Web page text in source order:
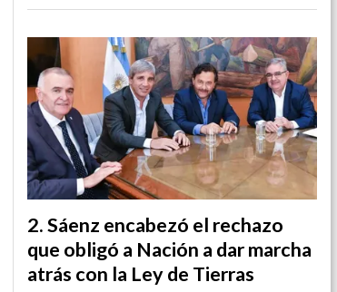
Sáenz encabezó el rechazo
que obligó a Nación a dar marcha
atrás con la Ley de Tierras